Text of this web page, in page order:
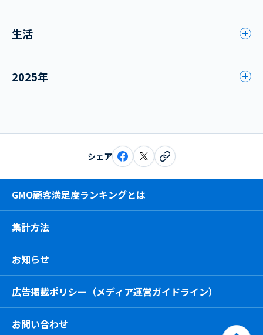
生活
2025年
シェア
GMO顧客満足度ランキングとは
集計方法
お知らせ
広告掲載ポリシー（メディア運営ガイドライン）
お問い合わせ